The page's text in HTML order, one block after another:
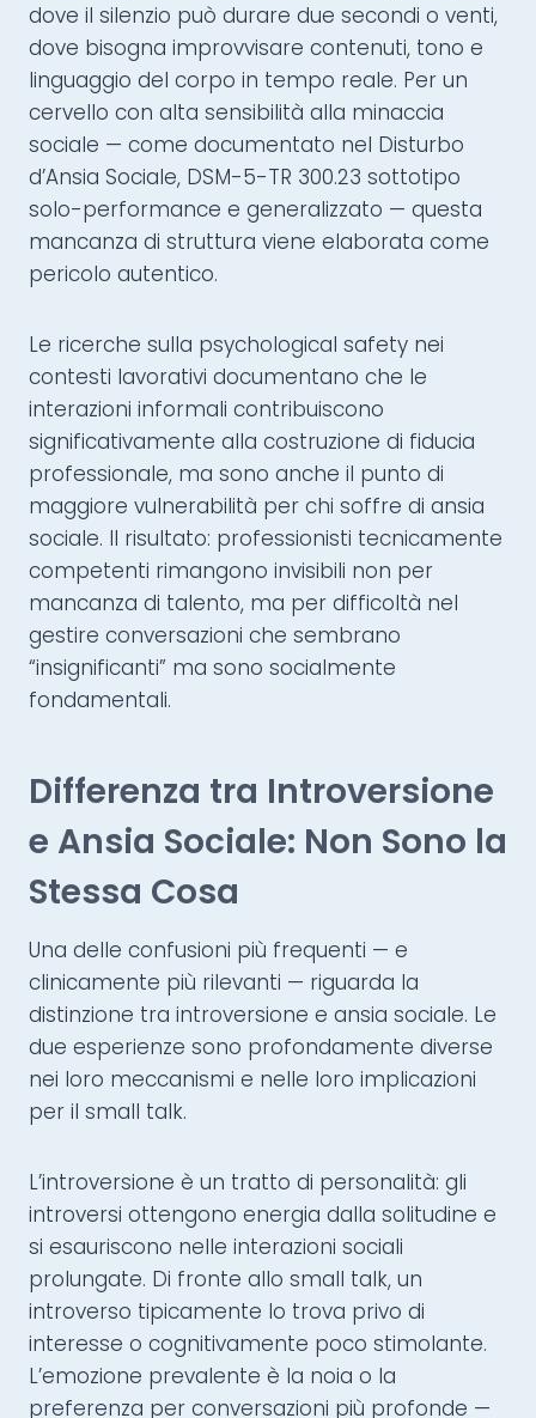
dove il silenzio può durare due secondi o venti,
dove bisogna improvvisare contenuti, tono e
linguaggio del corpo in tempo reale. Per un
cervello con alta sensibilità alla minaccia
sociale — come documentato nel Disturbo
d’Ansia Sociale, DSM-5-TR 300.23 sottotipo
solo-performance e generalizzato — questa
mancanza di struttura viene elaborata come
pericolo autentico.
Le ricerche sulla psychological safety nei
contesti lavorativi documentano che le
interazioni informali contribuiscono
significativamente alla costruzione di fiducia
professionale, ma sono anche il punto di
maggiore vulnerabilità per chi soffre di ansia
sociale. Il risultato: professionisti tecnicamente
competenti rimangono invisibili non per
mancanza di talento, ma per difficoltà nel
gestire conversazioni che sembrano
“insignificanti” ma sono socialmente
fondamentali.
Differenza tra Introversione
e Ansia Sociale: Non Sono la
Stessa Cosa
Una delle confusioni più frequenti — e
clinicamente più rilevanti — riguarda la
distinzione tra introversione e ansia sociale. Le
due esperienze sono profondamente diverse
nei loro meccanismi e nelle loro implicazioni
per il small talk.
L’introversione è un tratto di personalità: gli
introversi ottengono energia dalla solitudine e
si esauriscono nelle interazioni sociali
prolungate. Di fronte allo small talk, un
introverso tipicamente lo trova privo di
interesse o cognitivamente poco stimolante.
L’emozione prevalente è la noia o la
preferenza per conversazioni più profonde —